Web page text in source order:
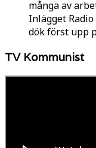
många av
Inlägget
dök först upp
TV Kommunist